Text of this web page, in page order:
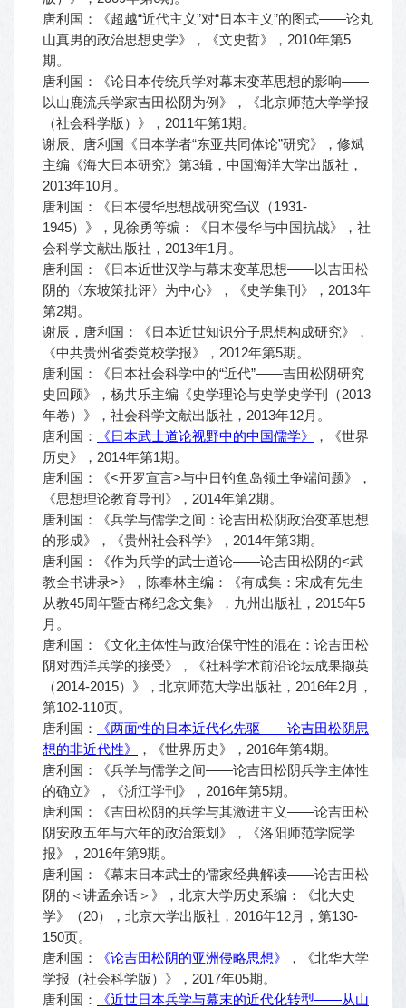
唐利国：《超越“近代主义”对“日本主义”的图式——论丸
山真男的政治思想史学》，《文史哲》，2010年第5
期。
唐利国：《论日本传统兵学对幕末变革思想的影响——
以山鹿流兵学家吉田松阴为例》，《北京师范大学学报
（社会科学版）》，2011年第1期。
谢辰、唐利国《日本学者“东亚共同体论”研究》，修斌
主编《海大日本研究》第3辑，中国海洋大学出版社，
2013年10月。
唐利国：《日本侵华思想战研究刍议（1931-
1945）》，见徐勇等编：《日本侵华与中国抗战》，社
会科学文献出版社，2013年1月。
唐利国：《日本近世汉学与幕末变革思想——以吉田松
阴的〈东坡策批评〉为中心》，《史学集刊》，2013年
第2期。
谢辰，唐利国：《日本近世知识分子思想构成研究》，
《中共贵州省委党校学报》，2012年第5期。
唐利国：《日本社会科学中的“近代”——吉田松阴研究
史回顾》，杨共乐主编《史学理论与史学史学刊（2013
年卷）》，社会科学文献出版社，2013年12月。
唐利国：
《日本武士道论视野中的中国儒学》
，《世界
历史》，2014年第1期。
唐利国：《<开罗宣言>与中日钓鱼岛领土争端问题》，
《思想理论教育导刊》，2014年第2期。
唐利国：《兵学与儒学之间：论吉田松阴政治变革思想
的形成》，《贵州社会科学》，2014年第3期。
唐利国：《作为兵学的武士道论——论吉田松阴的<武
教全书讲录>》，陈奉林主编：《有成集：宋成有先生
从教45周年暨古稀纪念文集》，九州出版社，2015年5
月。
唐利国：《文化主体性与政治保守性的混在：论吉田松
阴对西洋兵学的接受》，《社科学术前沿论坛成果撷英
（2014-2015）》，北京师范大学出版社，2016年2月，
第102-110页。
唐利国：
《两面性的日本近代化先驱——论吉田松阴思
想的非近代性》
，《世界历史》，2016年第4期。
唐利国：《兵学与儒学之间——论吉田松阴兵学主体性
的确立》，《浙江学刊》，2016年第5期。
唐利国：《吉田松阴的兵学与其激进主义——论吉田松
阴安政五年与六年的政治策划》，《洛阳师范学院学
报》，2016年第9期。
唐利国：《幕末日本武士的儒家经典解读——论吉田松
阴的＜讲孟余话＞》，北京大学历史系编：《北大史
学》（20），北京大学出版社，2016年12月，第130-
150页。
唐利国：
《论吉田松阴的亚洲侵略思想》
，《北华大学
学报（社会科学版）》，2017年05期。
唐利国：
《近世⽇本兵学与幕末的近代化转型——从山